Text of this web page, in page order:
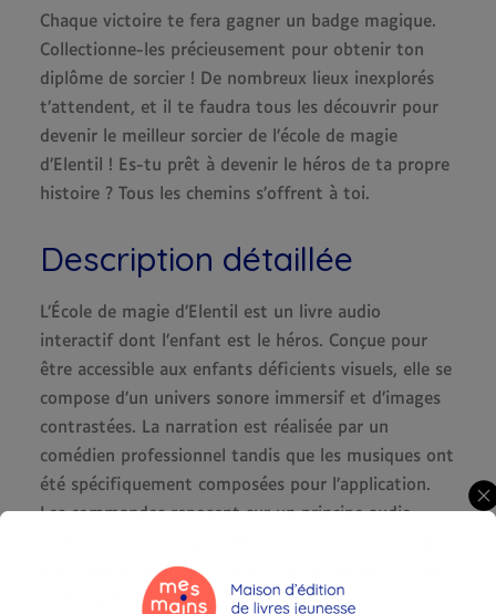
Chaque victoire te fera gagner un badge magique.
Collectionne-les précieusement pour obtenir ton
diplôme de sorcier ! De nombreux lieux inexplorés
t’attendent, et il te faudra tous les découvrir pour
devenir le meilleur sorcier de l’école de magie
d’Elentil ! Es-tu prêt à devenir le héros de ta propre
histoire ? Tous les chemins s’offrent à toi.
Description détaillée
L’École de magie d’Elentil est un livre audio
interactif dont l’enfant est le héros. Conçue pour
être accessible aux enfants déficients visuels, elle se
compose d’un univers sonore immersif et d’images
contrastées. La narration est réalisée par un
comédien professionnel tandis que les musiques ont
été spécifiquement composées pour l’application.
Les commandes reposent sur un principe audio-
d’accéder à l’application dans son intégralité, et aux
malvoyants et voyants de profiter également des